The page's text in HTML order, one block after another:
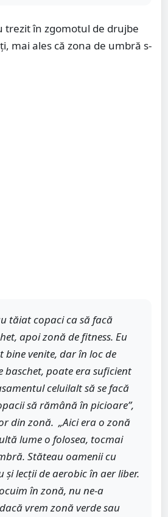
trezit în zgomotul de drujbe
mai ales că zona de umbră s-
tăiat copaci ca să facă
apoi zonă de fitness. Eu
bine venite, dar în loc de
baschet, poate era suficient
celuilalt să se facă
să rămână în picioare”,
din zonă. „Aici era o zonă
lume o folosea, tocmai
Stăteau oamenii cu
și lecții de aerobic în aer liber.
în zonă, nu ne-a
vrem zonă verde sau